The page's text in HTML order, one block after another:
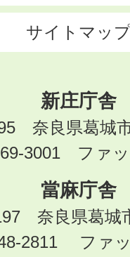
サイトマッ
新庄庁舎
奈良県葛城
3001 ファ
當麻庁舎
奈良県葛城
2811 ファ